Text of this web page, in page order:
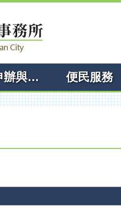
線上申辦與查詢 便民服務